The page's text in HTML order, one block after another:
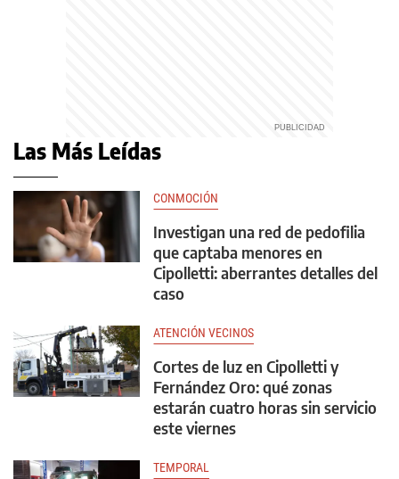
Las Más Leídas
CONMOCIÓN
Investigan una red de pedofilia
que captaba menores en
Cipolletti: aberrantes detalles del
caso
ATENCIÓN VECINOS
Cortes de luz en Cipolletti y
Fernández Oro: qué zonas
estarán cuatro horas sin servicio
este viernes
TEMPORAL